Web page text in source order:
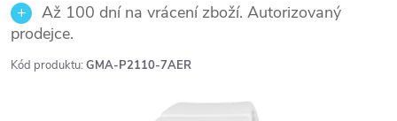
Až 100 dní na vrácení zboží. Autorizovaný
prodejce.
Kód produktu: GMA-P2110-7AER